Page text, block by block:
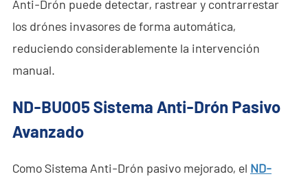
Anti-Drón puede detectar, rastrear y contrarrestar
los drónes invasores de forma automática,
reduciendo considerablemente la intervención
manual.
ND-BU005Sistema Anti-Drón Pasivo
Avanzado
Como Sistema Anti-Drón pasivo mejorado, el ND-